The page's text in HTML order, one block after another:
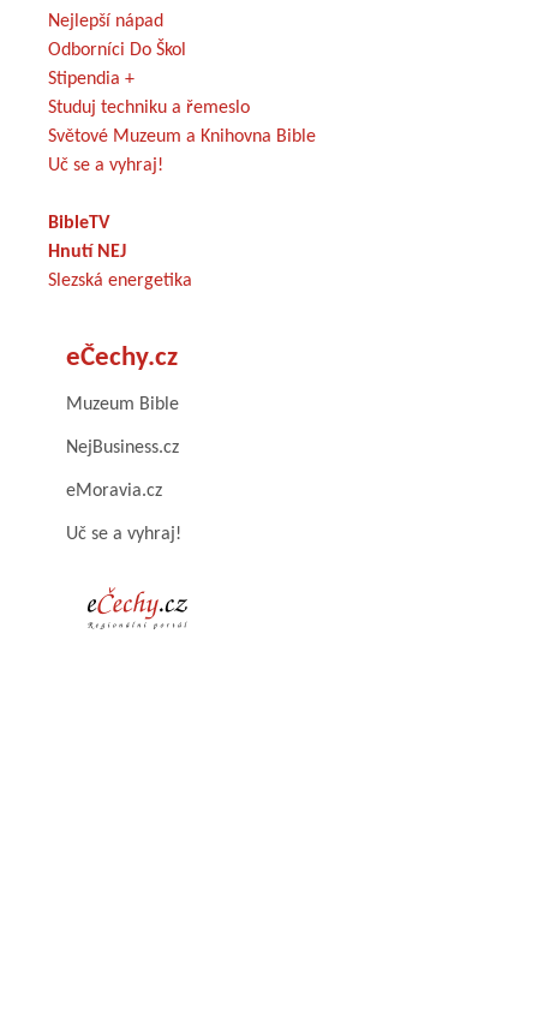
Nejlepší nápad
Odborníci Do Škol
Stipendia +
Studuj techniku a řemeslo
Světové Muzeum a Knihovna Bible
Uč se a vyhraj!
BibleTV
Hnutí NEJ
Slezská energetika
eČechy.cz
Muzeum Bible
NejBusiness.cz
eMoravia.cz
Uč se a vyhraj!